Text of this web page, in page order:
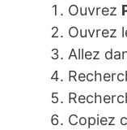
Ouvrez
Ouvrez
Allez
Copiez